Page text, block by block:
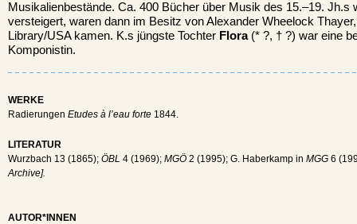
Musikalienbestände. Ca. 400 Bücher über Musik des 15.–19. Jh.s
versteigert, waren dann im Besitz von Alexander Wheelock
Library/USA kamen. K.s jüngste Tochter Flora(* ?, † ?) war eine
Komponistin.
WERKE
Radierungen Etudes à l’eau forte 1844.
LITERATUR
Wurzbach 13 (1865); ÖBL 4 (1969); MGÖ 2 (1995); G. Haberkamp in MGG 6
Archive].
AUTOR*INNEN